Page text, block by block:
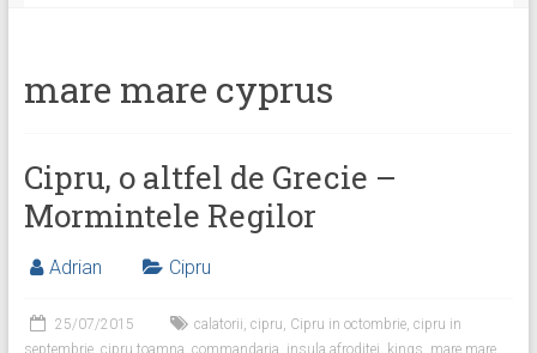
mare mare cyprus
Cipru, o altfel de Grecie –
Mormintele Regilor
Adrian Cipru
25/07/2015 calatorii, cipru, Cipru in octombrie, cipru in
septembrie, cipru toamna, commandaria, insula afroditei, kings, mare mare